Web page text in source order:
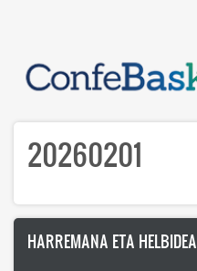
content
20260201
HARREMANA ETA HELBIDEA